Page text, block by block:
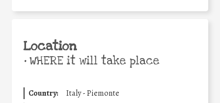
Location
•WHERE it will take place
Country:
Italy - Piemonte